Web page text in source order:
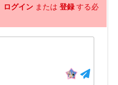
ログイン または 登録する必